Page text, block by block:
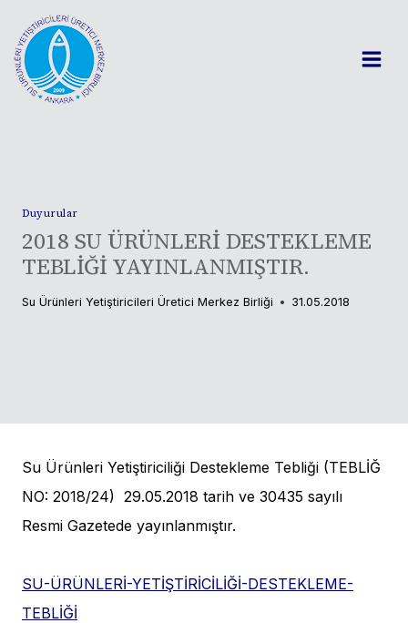
content
Duyurular
2018 SU ÜRÜNLERİ DESTEKLEME
TEBLİĞİ YAYINLANMIŞTIR.
Su Ürünleri Yetiştiricileri Üretici Merkez Birliği 31.05.2018
Su Ürünleri Yetiştiriciliği Destekleme Tebliği (TEBLİĞ
NO: 2018/24) 29.05.2018 tarih ve 30435 sayılı
Resmi Gazetede yayınlanmıştır.
SU-ÜRÜNLERİ-YETİŞTİRİCİLİĞİ-DESTEKLEME-
TEBLİĞİ